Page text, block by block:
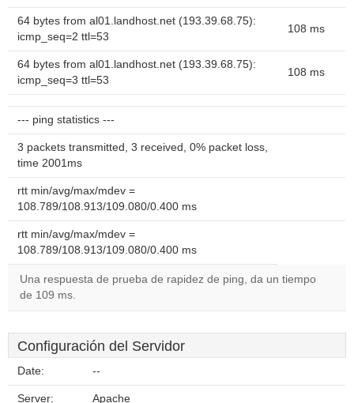
64 bytes from al01.landhost.net (193.39.68.75):
icmp_seq=2 ttl=53
108 ms
64 bytes from al01.landhost.net (193.39.68.75):
icmp_seq=3 ttl=53
108 ms
--- ping statistics ---
3 packets transmitted, 3 received, 0% packet loss,
time 2001ms
rtt min/avg/max/mdev =
108.789/108.913/109.080/0.400 ms
rtt min/avg/max/mdev =
108.789/108.913/109.080/0.400 ms
Una respuesta de prueba de rapidez de ping, da un tiempo
de 109 ms.
Configuración del Servidor
Date: --
Server: Apache